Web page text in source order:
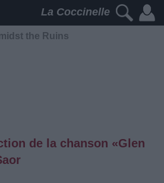
La Coccinelle
the Ruins
de la chanson «Glen